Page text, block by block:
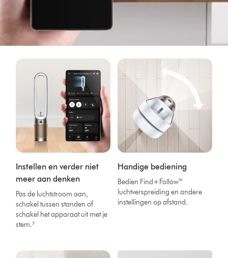
Instellen en verder niet
meer aan denken
Pas de luchtstroom aan,
schakel tussen standen of
schakel het apparaat uit met je
stem.⁷
Handige bediening
Bedien Find+Follow™
luchtverspreiding en andere
instellingen op afstand.